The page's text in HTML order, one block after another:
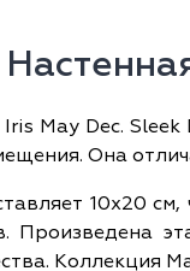
May Dec.
Она
10х20
Произведена
Коллекция